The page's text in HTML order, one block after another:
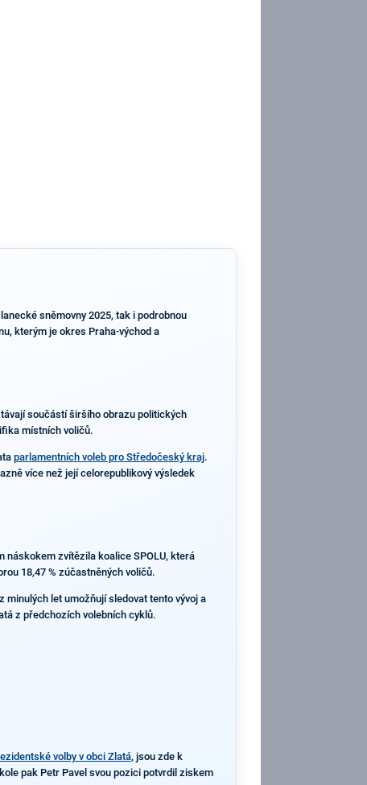
sněmovny 2025, tak i podrobnou
kterým je okres Praha-východ a
součástí širšího obrazu politických
místních voličů.
parlamentních voleb pro Středočeský kraj.
více než její celorepublikový výsledek
náskokem zvítězila koalice SPOLU, která
18,47 % zúčastněných voličů.
let umožňují sledovat tento vývoj a
z předchozích volebních cyklů.
volby v obci Zlatá, jsou zde k
pak Petr Pavel svou pozici potvrdil ziskem